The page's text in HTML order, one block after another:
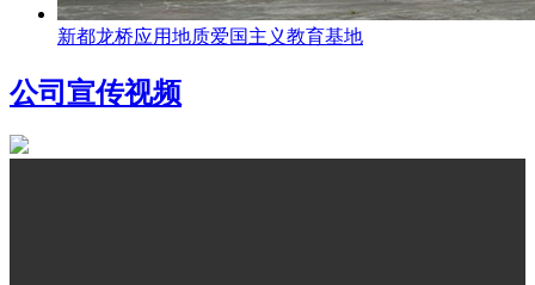
新都龙桥应用地质爱国主义教育基地
公司宣传视频